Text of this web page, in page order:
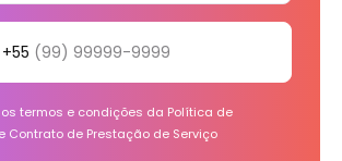
+55 (99) 99999-9999
os termos e condições da Política de
Contrato de Prestação de Serviço